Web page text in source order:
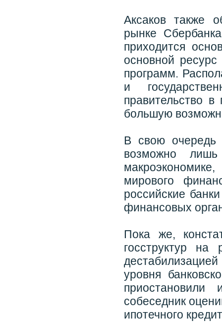
Аксаков также
рынке
приходится
основной
программ.
и
правительство в
большую
В свою очередь
возможно
мирового
российские
финансовых
Пока же,
госструктур
уровня
приостановили
собеседник
ипотечного